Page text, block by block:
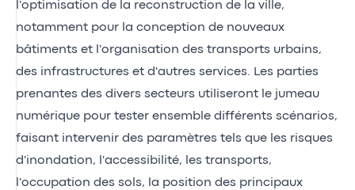
l'optimisation de la reconstruction de la ville,
notamment pour la conception de nouveaux
bâtiments et l'organisation des transports urbains,
des infrastructures et d'autres services. Les parties
prenantes des divers secteurs utiliseront le jumeau
numérique pour tester ensemble différents scénarios,
faisant intervenir des paramètres tels que les risques
d'inondation, l'accessibilité, les transports,
l'occupation des sols, la position des principaux